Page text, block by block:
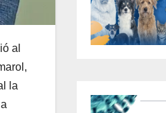
al
la